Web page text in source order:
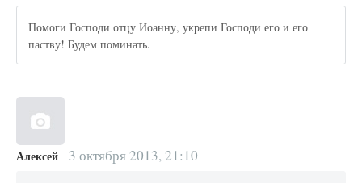
Помоги Господи отцу Иоанну, укрепи Господи его и его
паству! Будем поминать.
Алексей 3 октября 2013, 21:10